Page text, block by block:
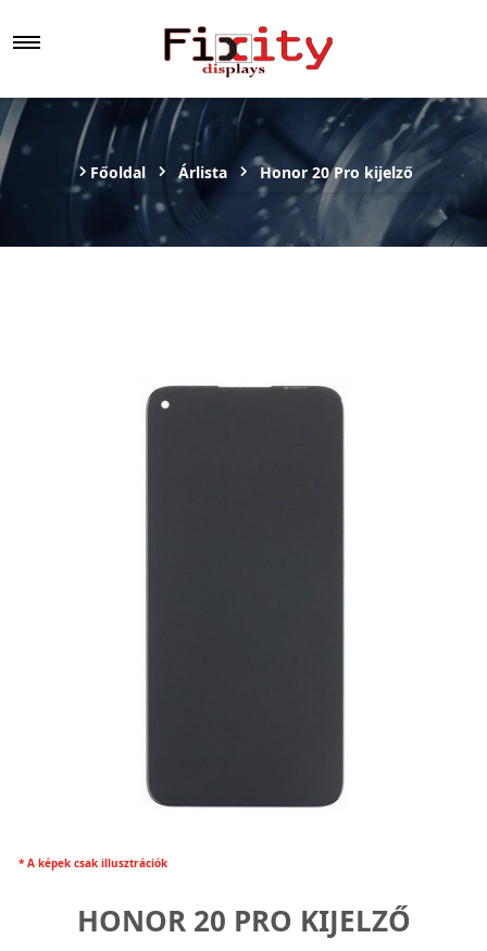
Főoldal Árlista Honor 20 Pro kijelző
* A képek csak illusztrációk
HONOR 20 PRO KIJELZŐ